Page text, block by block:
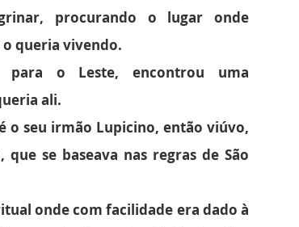
procurando o lugar onde
o queria vivendo.
para o Leste, encontrou uma
ali.
o seu irmão Lupicino, então viúvo,
se baseava nas regras de São
onde com facilidade era dado à